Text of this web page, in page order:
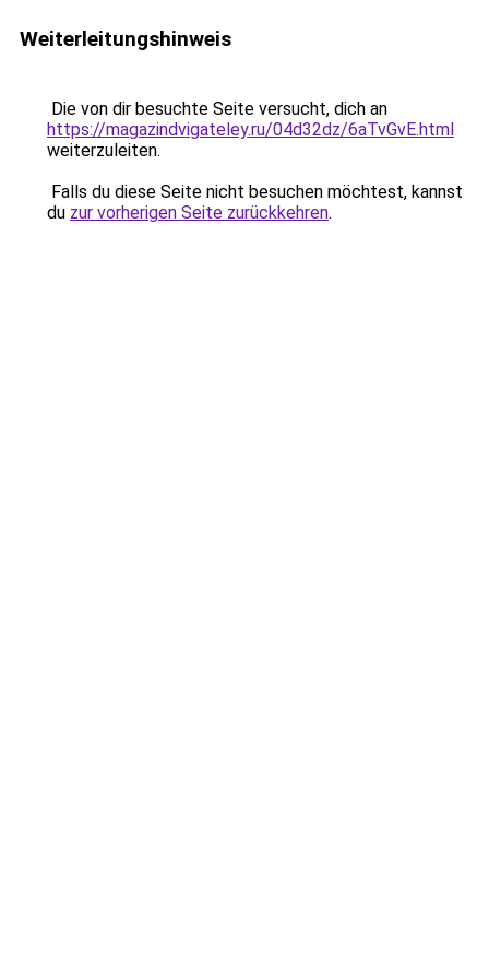
Weiterleitungshinweis
Die von dir besuchte Seite versucht, dich an
https://magazindvigateley.ru/04d32dz/6aTvGvE.html
weiterzuleiten.
Falls du diese Seite nicht besuchen möchtest, kannst
du zur vorherigen Seite zurückkehren.